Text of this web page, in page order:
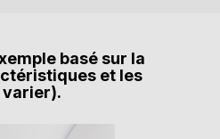
basé sur la
et les
varier).